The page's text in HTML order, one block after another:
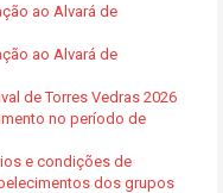
ao Alvará de
ao Alvará de
de Torres Vedras 2026
no período de
e condições de
dos grupos